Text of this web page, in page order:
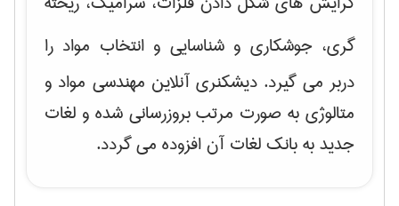
گری، جوشکاری و شناسایی و انتخاب مواد را
دربر می گیرد. دیشکنری آنلاین مهندسی مواد و
متالوژی به صورت مرتب بروزرسانی شده و لغات
جدید به بانک لغات آن افزوده می گردد.